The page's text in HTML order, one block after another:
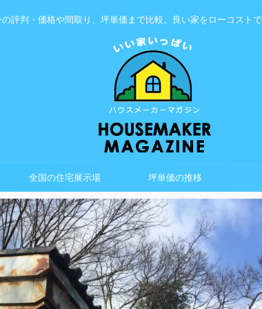
評判・価格や間取り、坪単価まで比較。良い家をローコスト
全国の住宅展示場 坪単価の推移